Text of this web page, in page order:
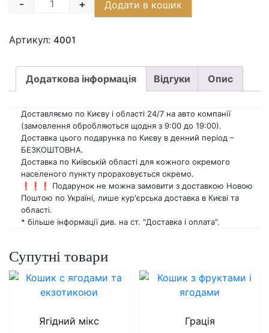
Quantity
- + Додати в кошик
Артикул: 4001
Додаткова інформація Відгуки Опис
Доставляємо по Києву і області 24/7 на авто компанії
(замовлення обробляються щодня з 9:00 до 19:00).
Доставка цього подарунка по Києву в денний період –
БЕЗКОШТОВНА.
Доставка по Київській області для кожного окремого
населеного пункту прораховується окремо.
❗️❗️❗️ Подарунок не можна замовити з доставкою Новою
Поштою по Україні, лише кур'єрська доставка в Києві та
області.
* більше інформації див. на ст. "Доставка і оплата".
Супутні товари
Ягідний мікс
Грація